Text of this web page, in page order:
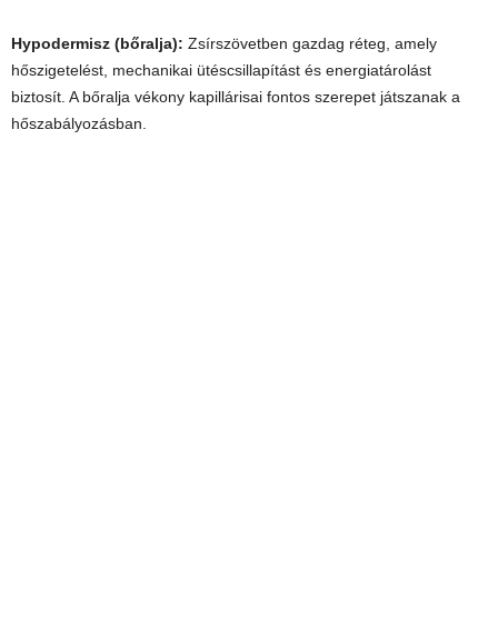
Hypodermisz (bőralja): Zsírszövetben gazdag réteg, amely
hőszigetelést, mechanikai ütéscsillapítást és energiatárolást
biztosít. A bőralja vékony kapillárisai fontos szerepet játszanak a
hőszabályozásban.